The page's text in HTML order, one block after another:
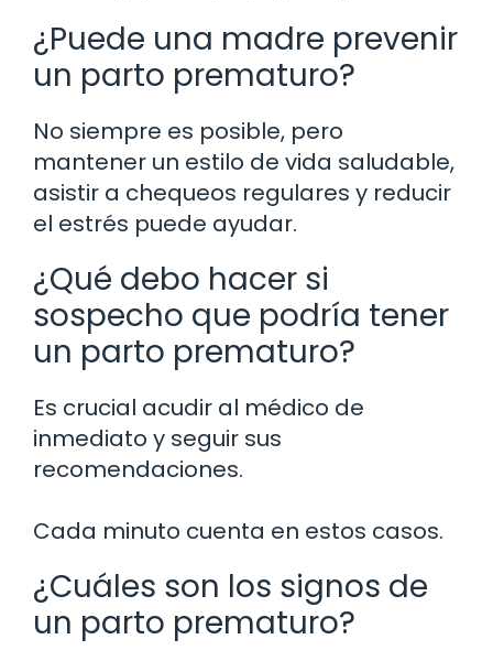
¿Puede una madre prevenir
un parto prematuro?
No siempre es posible, pero
mantener un estilo de vida saludable,
asistir a chequeos regulares y reducir
el estrés puede ayudar.
¿Qué debo hacer si
sospecho que podría tener
un parto prematuro?
Es crucial acudir al médico de
inmediato y seguir sus
recomendaciones.
Cada minuto cuenta en estos casos.
¿Cuáles son los signos de
un parto prematuro?